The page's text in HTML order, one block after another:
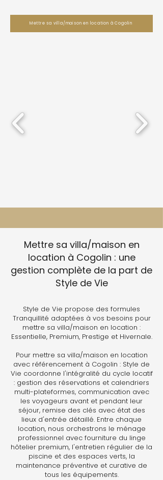
Mettre sa villa/maison en location à Cogolin
Mettre sa villa/maison en
location à Cogolin : une
gestion complète de la part de
Style de Vie
Style de Vie propose des formules
Tranquillité adaptées à vos besoins pour
mettre sa villa/maison en location :
Essentielle, Premium, Prestige et Hivernale.
Pour mettre sa villa/maison en location
avec référencement à Cogolin : Style de
Vie coordonne l'intégralité du cycle locatif
: gestion des réservations et calendriers
multi-plateformes, communication avec
les voyageurs avant et pendant leur
séjour, remise des clés avec état des
lieux d'entrée détaillé. Entre chaque
location, nous orchestrons le ménage
professionnel avec fourniture du linge
hôtelier premium, l'entretien régulier de la
piscine et des espaces verts, la
maintenance préventive et curative de
tous les équipements.